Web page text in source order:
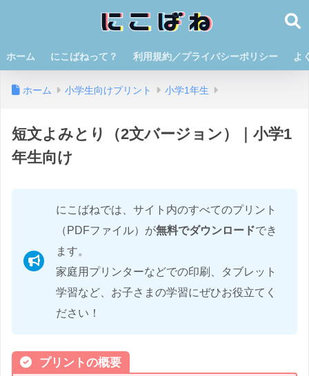
ホーム にこばねって？ 利用規約／プライバシーポリシー よ
ホーム 小学生向けプリント 小学1年生
短文よみとり（2文バージョン）｜小学1
年生向け
にこばねでは、サイト内のすべてのプリント
（PDFファイル）が無料でダウンロードでき
ます。
家庭用プリンターなどでの印刷、タブレット
学習など、お子さまの学習にぜひお役立てく
ださい！
プリントの概要